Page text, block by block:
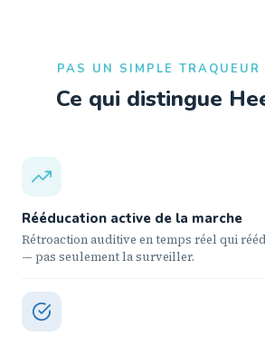
PAS UN SIMPLE TRAQUEUR
Ce qui distingue
Rééducation active de la marche
Rétroaction auditive en temps réel qui
— pas seulement la surveiller.